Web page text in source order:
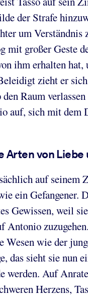
der Strafe
um Verständnis
mit großer Geste
ihm erhalten hat,
zieht er
den Raum
auf, sich mit dem
Arten von Liebe
auf seinem
ein Gefangener.
Gewissen, weil
Antonio
Wesen wie der
das sieht sie nun
werden. Auf
Herzens,